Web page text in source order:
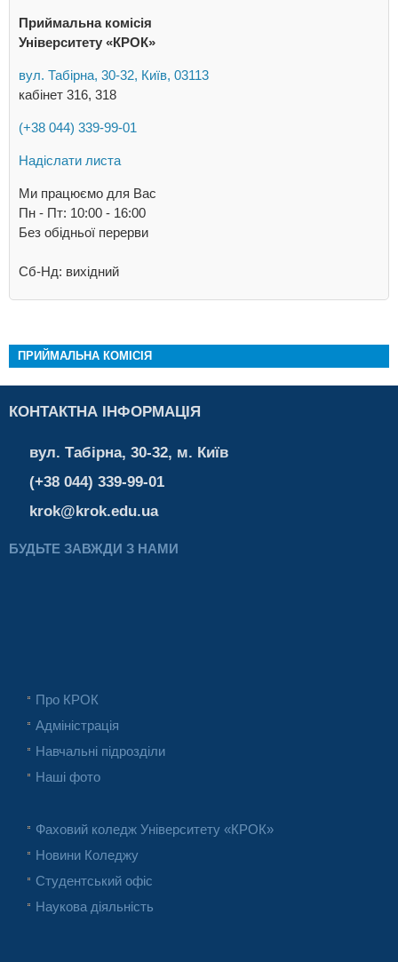
Приймальна комісія
Університету «КРОК»
вул. Табірна, 30-32, Київ, 03113
кабінет 316, 318
(+38 044) 339-99-01
Надіслати листа
Ми працюємо для Вас
Пн - Пт: 10:00 - 16:00
Без обідньої перерви
Сб-Нд: вихідний
ПРИЙМАЛЬНА КОМІСІЯ
КОНТАКТНА ІНФОРМАЦІЯ
вул. Табірна, 30-32, м. Київ
(+38 044) 339-99-01
krok@krok.edu.ua
БУДЬТЕ ЗАВЖДИ З НАМИ
Про КРОК
Адміністрація
Навчальні підрозділи
Наші фото
Фаховий коледж Університету «КРОК»
Новини Коледжу
Студентський офіс
Наукова діяльність